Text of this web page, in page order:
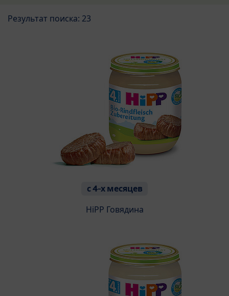
Результат поиска: 23
с 4-х месяцев
HiPP Говядина